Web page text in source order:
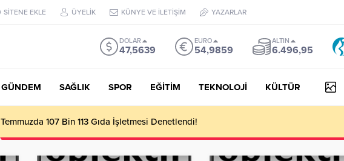
SİTENE EKLE ÜYELİK KÜNYE VE İLETİŞİM YAZARLAR
DOLAR
47,5639
EURO
54,9859
ALTIN
6.496,95
GÜNDEM SAĞLIK SPOR EĞİTİM TEKNOLOJİ KÜLTÜR
Temmuzda 107 Bin 113 Gıda İşletmesi Denetlendi!